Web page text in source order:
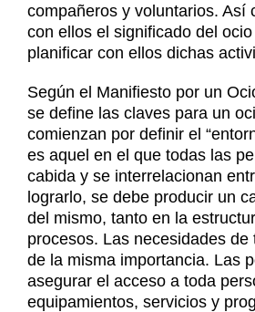
compañeros y voluntarios. Así
con ellos el significado del
planificar con ellos dichas
Según el Manifiesto por un
se define las claves para un
comienzan por definir el
es aquel en el que todas las
cabida y se interrelacionan
lograrlo, se debe producir un
del mismo, tanto en la
procesos. Las necesidades de
de la misma importancia. Las
asegurar el acceso a toda
equipamientos, servicios y